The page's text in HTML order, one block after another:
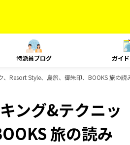
特派員ブログ ガイ
Resort Style、島旅、御朱印、BOOKS 旅の
ング&テクニッ
旅の読み